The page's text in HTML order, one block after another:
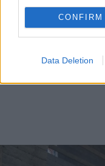
CONFIRM
Data Deletion